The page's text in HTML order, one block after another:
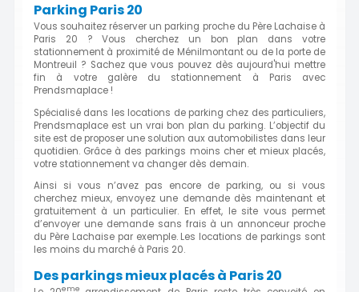
Parking Paris 20
Vous souhaitez réserver un parking proche du Père Lachaise à
Paris 20 ? Vous cherchez un bon plan dans votre
stationnement à proximité de Ménilmontant ou de la porte de
Montreuil ? Sachez que vous pouvez dès aujourd'hui mettre
fin à votre galère du stationnement à Paris avec
Prendsmaplace !
Spécialisé dans les locations de parking chez des particuliers,
Prendsmaplace est un vrai bon plan du parking. L’objectif du
site est de proposer une solution aux automobilistes dans leur
quotidien. Grâce à des parkings moins cher et mieux placés,
votre stationnement va changer dès demain.
Ainsi si vous n’avez pas encore de parking, ou si vous
cherchez mieux, envoyez une demande dès maintenant et
gratuitement à un particulier. En effet, le site vous permet
d’envoyer une demande sans frais à un annonceur proche
du Père Lachaise par exemple. Les locations de parkings sont
les moins du marché à Paris 20.
Des parkings mieux placés à Paris 20
eme